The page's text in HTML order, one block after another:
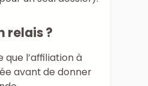
relais ?
que l’affiliation à
avant de donner